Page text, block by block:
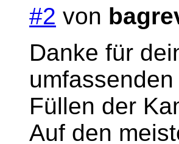
#2 von
Danke für
Füllen der
Auf den